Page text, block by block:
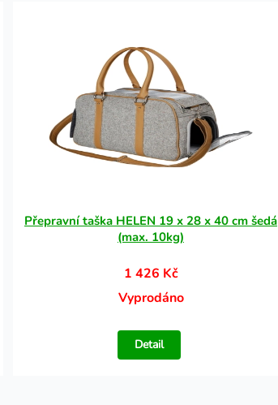
Přepravní taška HELEN 19 x 28 x 40 cm šedá
(max. 10kg)
1 426 Kč
Vyprodáno
Detail